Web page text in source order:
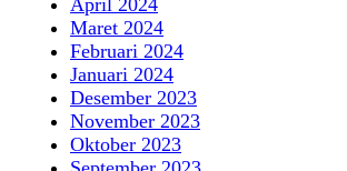
April 2024
Maret 2024
Februari 2024
Januari 2024
Desember 2023
November 2023
Oktober 2023